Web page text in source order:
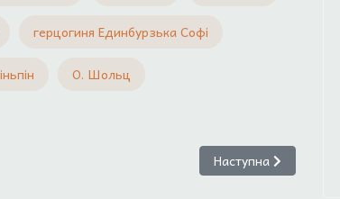
герцогиня Единбурзька Софі
О. Шольц
результати та підсумки для України //Наступна стаття:
Наступна